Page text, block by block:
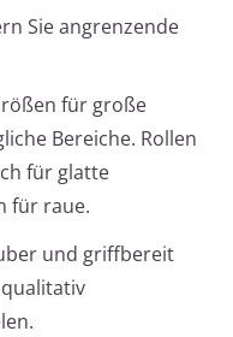
Sie angrenzende
für große
Bereiche. Rollen
für glatte
für raue.
und griffbereit